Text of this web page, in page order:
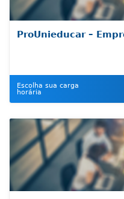
ProUnieducar –
Escolha sua carga
horária